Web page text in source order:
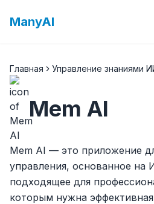
ManyAI
Главная Управление знаниями
Mem AI
Mem AI — это приложение
управления, основанное на
подходящее для
которым нужна